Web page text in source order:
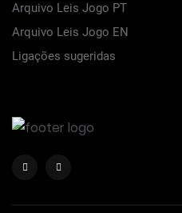
Arquivo Leis Jogo PT
Arquivo Leis Jogo EN
Ligações sugeridas